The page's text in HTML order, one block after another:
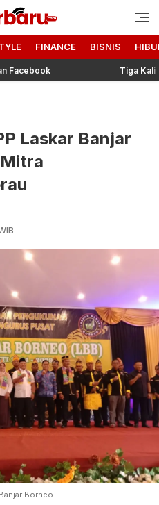
Terbaru dan
FINANCE BISNIS
Tiga Kali Jatuh,
Laskar Banjar
Borneo